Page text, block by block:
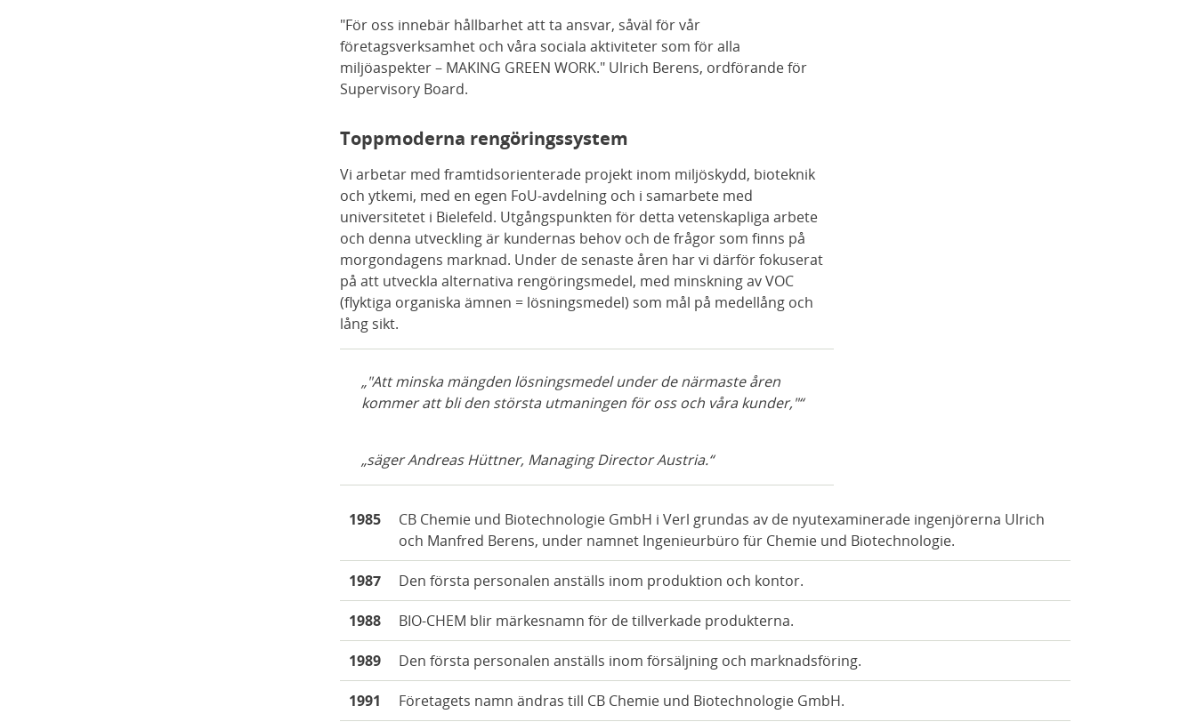
"För oss innebär hållbarhet att ta ansvar, såväl för vår
företagsverksamhet och våra sociala aktiviteter som för alla
miljöaspekter – MAKING GREEN WORK." Ulrich Berens, ordförande för
Supervisory Board.
Toppmoderna rengöringssystem
Vi arbetar med framtidsorienterade projekt inom miljöskydd, bioteknik
och ytkemi, med en egen FoU-avdelning och i samarbete med
universitetet i Bielefeld. Utgångspunkten för detta vetenskapliga arbete
och denna utveckling är kundernas behov och de frågor som finns på
morgondagens marknad. Under de senaste åren har vi därför fokuserat
på att utveckla alternativa rengöringsmedel, med minskning av VOC
(flyktiga organiska ämnen = lösningsmedel) som mål på medellång och
lång sikt.
"Att minska mängden lösningsmedel under de närmaste åren
kommer att bli den största utmaningen för oss och våra kunder,"
säger Andreas Hüttner, Managing Director Austria.
1985
CB Chemie und Biotechnologie GmbH i Verl grundas av de nyutexaminerade ingenjörerna Ulrich
och Manfred Berens, under namnet Ingenieurbüro für Chemie und Biotechnologie.
1987 Den första personalen anställs inom produktion och kontor.
1988 BIO-CHEM blir märkesnamn för de tillverkade produkterna.
1989 Den första personalen anställs inom försäljning och marknadsföring.
1991 Företagets namn ändras till CB Chemie und Biotechnologie GmbH.